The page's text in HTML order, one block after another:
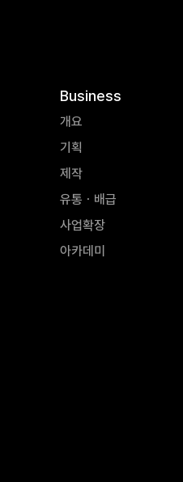
Business
개요
기획
제작
유통ㆍ배급
사업확장
아카데미